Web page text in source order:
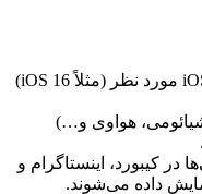
از بخش “Emoji”، نسخه ایموجی iOS مورد نظر (مثلاً iOS 16)
هواوی و…)
کیبورد، اینستاگرام و
داده می‌شوند.